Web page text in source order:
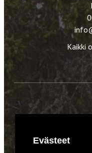
Kaikki
Evästeet